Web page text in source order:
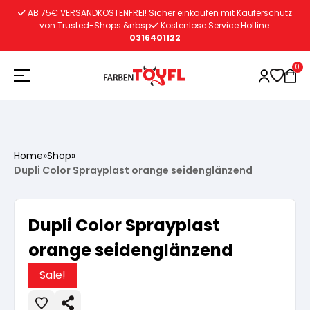
Wasserlösliche Grundierung
Lösemittelhältige Grundierung
Vorbereitung
Wasserlösliche Grundierung
Autoreparatur
Vorbereitung
Innenfarben
AB 75€ VERSANDKOSTENFREI! Sicher einkaufen mit Käuferschutz
von Trusted-Shops &nbsp
Kostenlose Service Hotline:
0316401122
0
Home»Shop»
Dupli Color Sprayplast orange seidenglänzend
Dupli Color Sprayplast
orange seidenglänzend
Sale!